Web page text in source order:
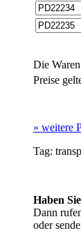
Die
Preise
» weitere
Tag:
Haben
Dann
oder